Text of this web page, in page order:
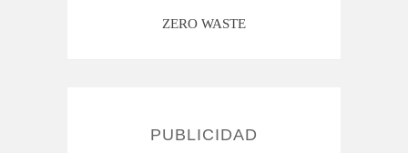
ZERO WASTE
PUBLICIDAD